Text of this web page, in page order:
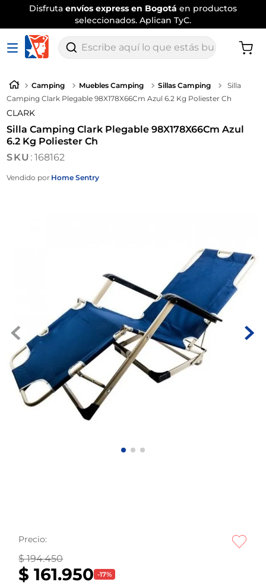
Disfruta envíos express en Bogotá en productos
seleccionados. Aplican TyC.
Escribe aquí lo que estás buscando
Camping Muebles Camping Sillas Camping
Silla
Camping Clark Plegable 98X178X66Cm Azul 6.2 Kg Poliester Ch
CLARK
Silla Camping Clark Plegable 98X178X66Cm Azul
6.2 Kg Poliester Ch
:168162
Vendido por Home Sentry
Precio:
$ 194.450
$ 161.950 -17%